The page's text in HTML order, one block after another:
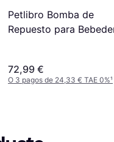
Petlibro Bomba de
Repuesto para
72,99 €
O 3 pagos de 24,33 € TAE 0%¹